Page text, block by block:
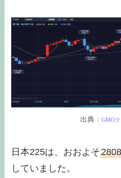
出典： GMO
日本225は、おおよそ
していました。